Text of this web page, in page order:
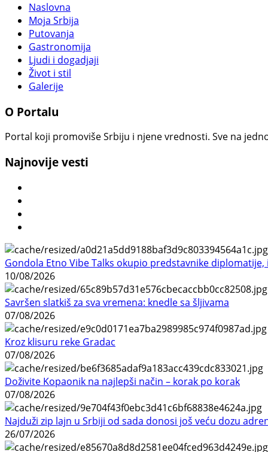
Naslovna
Moja Srbija
Putovanja
Gastronomija
Ljudi i dogadjaji
Život i stil
Galerije
O Portalu
Portal koji promoviše Srbiju i njene vrednosti. Sve na
Najnovije vesti
Gondola Etno Vibe Talks okupio predstavnike
10/08/2026
Savršen slatkiš za sva vremena: knedle sa šljivama
07/08/2026
Kroz klisuru reke Gradac
07/08/2026
Doživite Kopaonik na najlepši način – korak po korak
07/08/2026
Najduži zip lajn u Srbiji od sada donosi još veću dozu
26/07/2026